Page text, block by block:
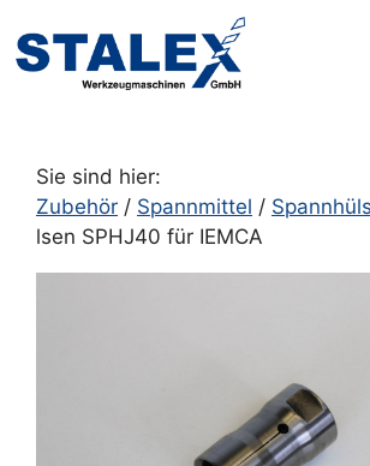
Inhalt
springen
Sie sind hier:
Zubehör / Spannmittel /
lsen SPHJ40 für IEMCA